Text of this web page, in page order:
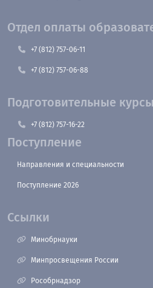
Отдел оплаты
+7 (812) 757-06-11
+7 (812) 757-06-88
Подготовительные курсы
+7 (812) 757-16-22
Поступление
Направления и специальности
Поступление 2026
Ссылки
Минобрнауки
Минпросвещения России
Рособрнадзор